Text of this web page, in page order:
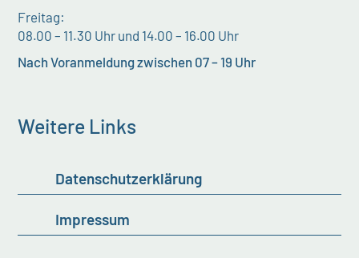
Freitag:
08.00 – 11.30 Uhr und 14.00 – 16.00 Uhr
Nach Voranmeldung zwischen 07 – 19 Uhr
Weitere Links
Datenschutzerklärung
Impressum